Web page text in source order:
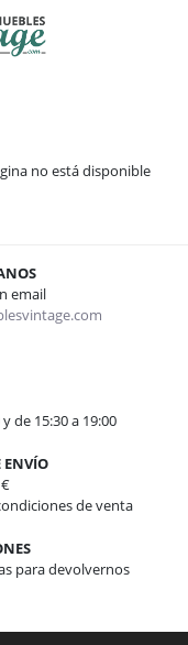
no está disponible
email
y de 15:30 a 19:00
ENVÍO
de venta
para devolvernos